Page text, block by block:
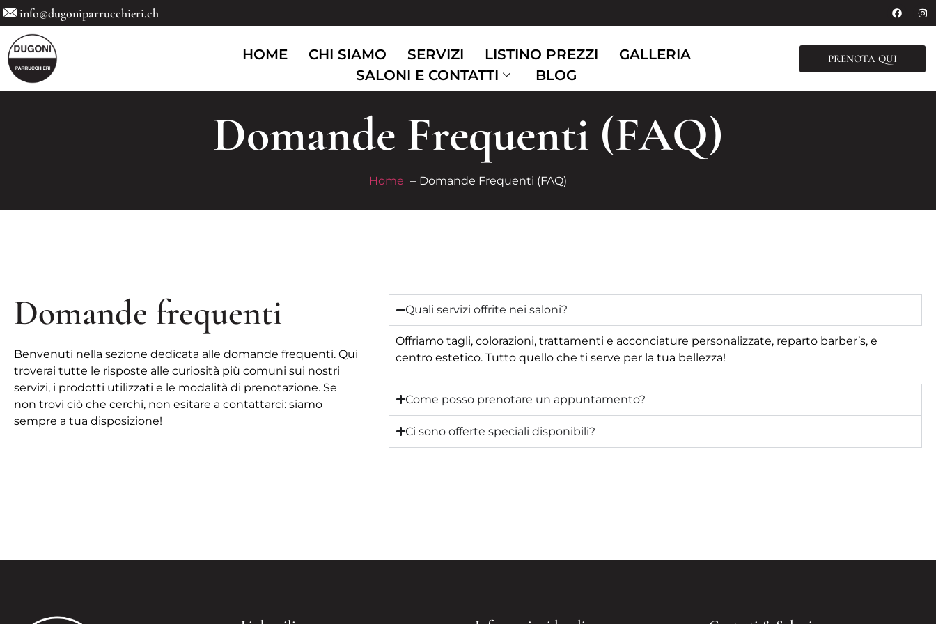
info@dugoniparrucchieri.ch
HOME CHI SIAMO SERVIZI LISTINO PREZZI
GALLERIA
SALONI E CONTATTI
BLOG
PRENOTA QUI
Domande Frequenti (FAQ)
Home Domande Frequenti (FAQ)
Domande frequenti
Benvenuti nella sezione dedicata alle domande frequenti. Qui
troverai tutte le risposte alle curiosità più comuni sui nostri
servizi, i prodotti utilizzati e le modalità di prenotazione. Se
non trovi ciò che cerchi, non esitare a contattarci: siamo
sempre a tua disposizione!
Quali servizi offrite nei saloni?
Offriamo tagli, colorazioni, trattamenti e acconciature personalizzate, reparto barber’s, e
centro estetico. Tutto quello che ti serve per la tua bellezza!
Come posso prenotare un appuntamento?
Ci sono offerte speciali disponibili?